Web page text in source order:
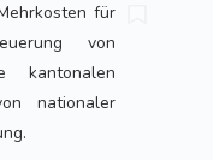
für
von
kantonalen
nationaler